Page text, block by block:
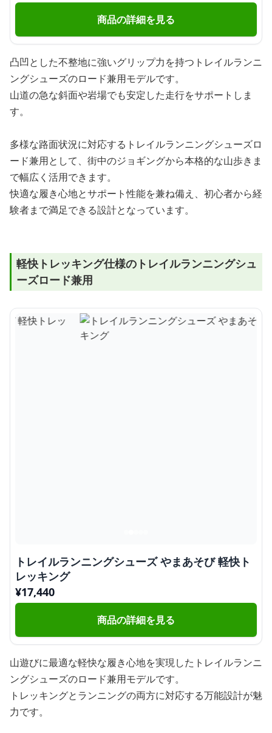
商品の詳細を見る
凸凹とした不整地に強いグリップ力を持つトレイルランニ
ングシューズのロード兼用モデルです。
山道の急な斜面や岩場でも安定した走行をサポートしま
す。
多様な路面状況に対応するトレイルランニングシューズロ
ード兼用として、街中のジョギングから本格的な山歩きま
で幅広く活用できます。
快適な履き心地とサポート性能を兼ね備え、初心者から経
験者まで満足できる設計となっています。
軽快トレッキング仕様のトレイルランニングシュ
ーズロード兼用
トレイルランニングシューズ やまあそび 軽快ト
レッキング
¥17,440
商品の詳細を見る
山遊びに最適な軽快な履き心地を実現したトレイルランニ
ングシューズのロード兼用モデルです。
トレッキングとランニングの両方に対応する万能設計が魅
力です。